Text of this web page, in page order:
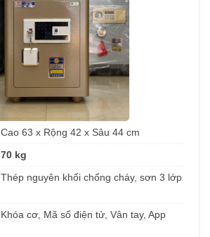
Cao 63 x Rộng 42 x Sâu 44 cm
70 kg
Thép nguyên khối chống cháy, sơn 3 lớp
Khóa cơ, Mã số điện tử, Vân tay, App